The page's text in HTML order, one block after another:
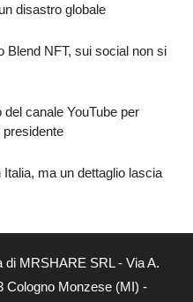
disastro globale
Blend NFT, sui social non si
canale YouTube per
presidente
ma un dettaglio lascia
di MRSHARE SRL - Via A.
Cologno Monzese (MI) -